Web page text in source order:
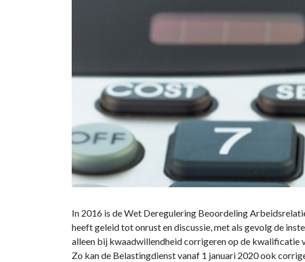
In 2016 is de Wet Deregulering Beoordeling
heeft geleid tot onrust en discussie, met als gevolg de
alleen bij kwaadwillendheid corrigeren op de kwalificatie
Zo kan de Belastingdienst vanaf 1 januari 2020 ook